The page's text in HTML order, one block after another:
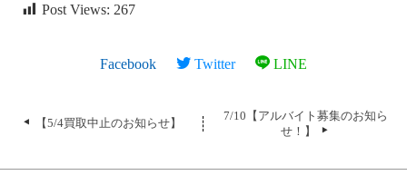
Post Views: 267
Facebook Twitter LINE
【5/4買取中止のお知らせ】
7/10【アルバイト募集のお知ら
せ！】